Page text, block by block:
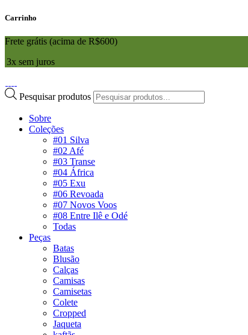
Carrinho
Frete grátis (acima de R$600)
3x sem juros
Pesquisar produtos
Sobre
Coleções
#01 Silva
#02 Afé
#03 Transe
#04 África
#05 Exu
#06 Revoada
#07 Novos Voos
#08 Entre Ilê e Odé
Todas
Peças
Batas
Blusão
Calças
Camisas
Camisetas
Colete
Cropped
Jaqueta